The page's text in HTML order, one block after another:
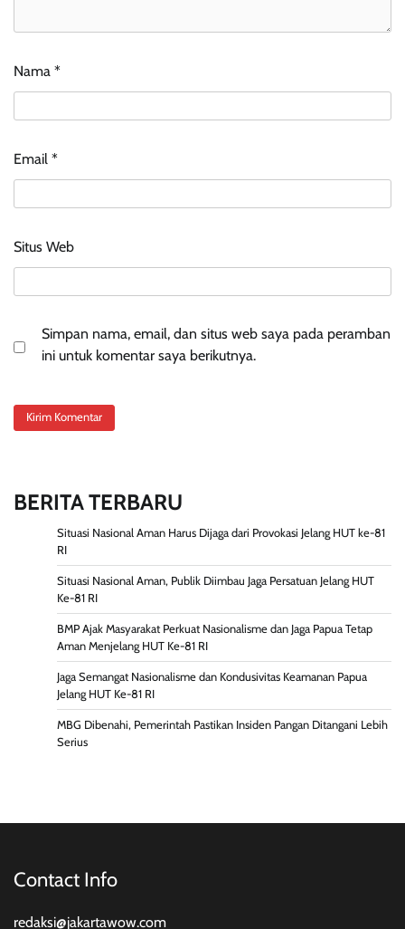
Nama *
Email *
Situs Web
Simpan nama, email, dan situs web saya pada peramban
ini untuk komentar saya berikutnya.
BERITA TERBARU
Situasi Nasional Aman Harus Dijaga dari Provokasi Jelang HUT ke-81
RI
Situasi Nasional Aman, Publik Diimbau Jaga Persatuan Jelang HUT
Ke-81 RI
BMP Ajak Masyarakat Perkuat Nasionalisme dan Jaga Papua Tetap
Aman Menjelang HUT Ke-81 RI
Jaga Semangat Nasionalisme dan Kondusivitas Keamanan Papua
Jelang HUT Ke-81 RI
MBG Dibenahi, Pemerintah Pastikan Insiden Pangan Ditangani Lebih
Serius
Contact Info
redaksi@jakartawow.com